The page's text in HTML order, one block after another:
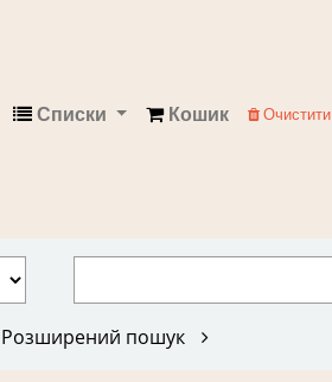
Кошик
Списки Очистити
Розширений пошук